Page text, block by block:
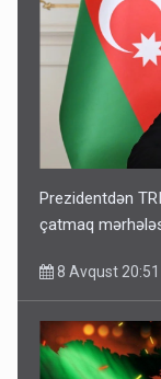
Prezidentdən
çatmaq
8 Avqust 20:51